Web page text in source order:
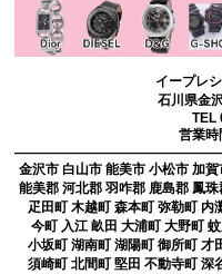
イープレ
石川県金
TEL
営業
金沢市 白山市 能美市 小松市 加
能美郡 河北郡 羽咋郡 鹿島郡 鳳
疋田町 木越町 森本町 弥勒町 内
今町 入江 畝田 大浦町 大野町
小坂町 湖南町 湖陽町 御所町 才
須崎町 北間町 堅田 不動寺町 深